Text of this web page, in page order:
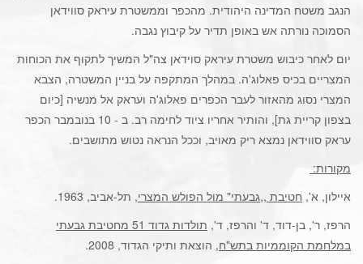
הנגב משטח המדינה היהודית. מהכפר וממשטרת עיראק סווידאן
הסמוכה נורתה אש באופן תדיר על קיבוץ נגבה.
יום לאחר כיבוש משטרת עיראק סוידאן צה"ל המשיך לתקוף את הכוחות
המצריים בכיס פאלוג'ה. במהלך המתקפה על בניין המשטרה, הצבא
המצרי נסוג מהאזור לעבר הכפרים פאלוג'ה ועראק אל מנשיה [כיום
בצפון קריית גת], והותיר אחריו ציוד לחימה רב. ב - 10 בנובמבר הכפר
עראק סווידאן נמצא ריק מאויב, וככל הנראה נטוש מתושבים.
מקורות:
איילון, א', חטיבת ,,גבעתי" מול הפולש המצרי, תל-אביב, 1963.
הרפז, ר', בן-דוד, ד' והרפז, ד',
תולדות גדוד 51 מחטיבת גבעתי
במלחמת הקוממיות בתש"ח, הוצאת ותיקי הגדוד, 2008.